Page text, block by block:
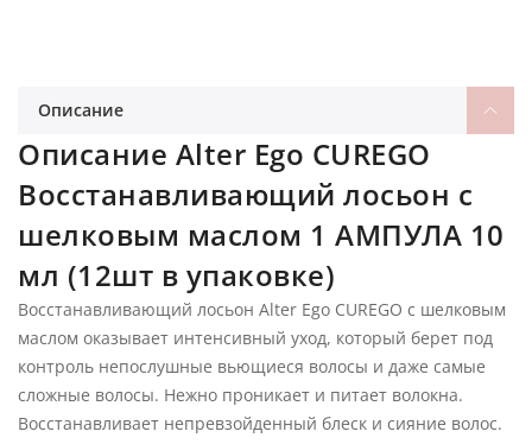
Описание
Описание Alter Ego CUREGO
Восстанавливающий лосьон с
шелковым маслом 1 АМПУЛА 10
мл (12шт в упаковке)
Восстанавливающий лосьон Alter Ego CUREGO с шелковым
маслом оказывает интенсивный уход, который берет под
контроль непослушные вьющиеся волосы и даже самые
сложные волосы. Нежно проникает и питает волокна.
Восстанавливает непревзойденный блеск и сияние волос.